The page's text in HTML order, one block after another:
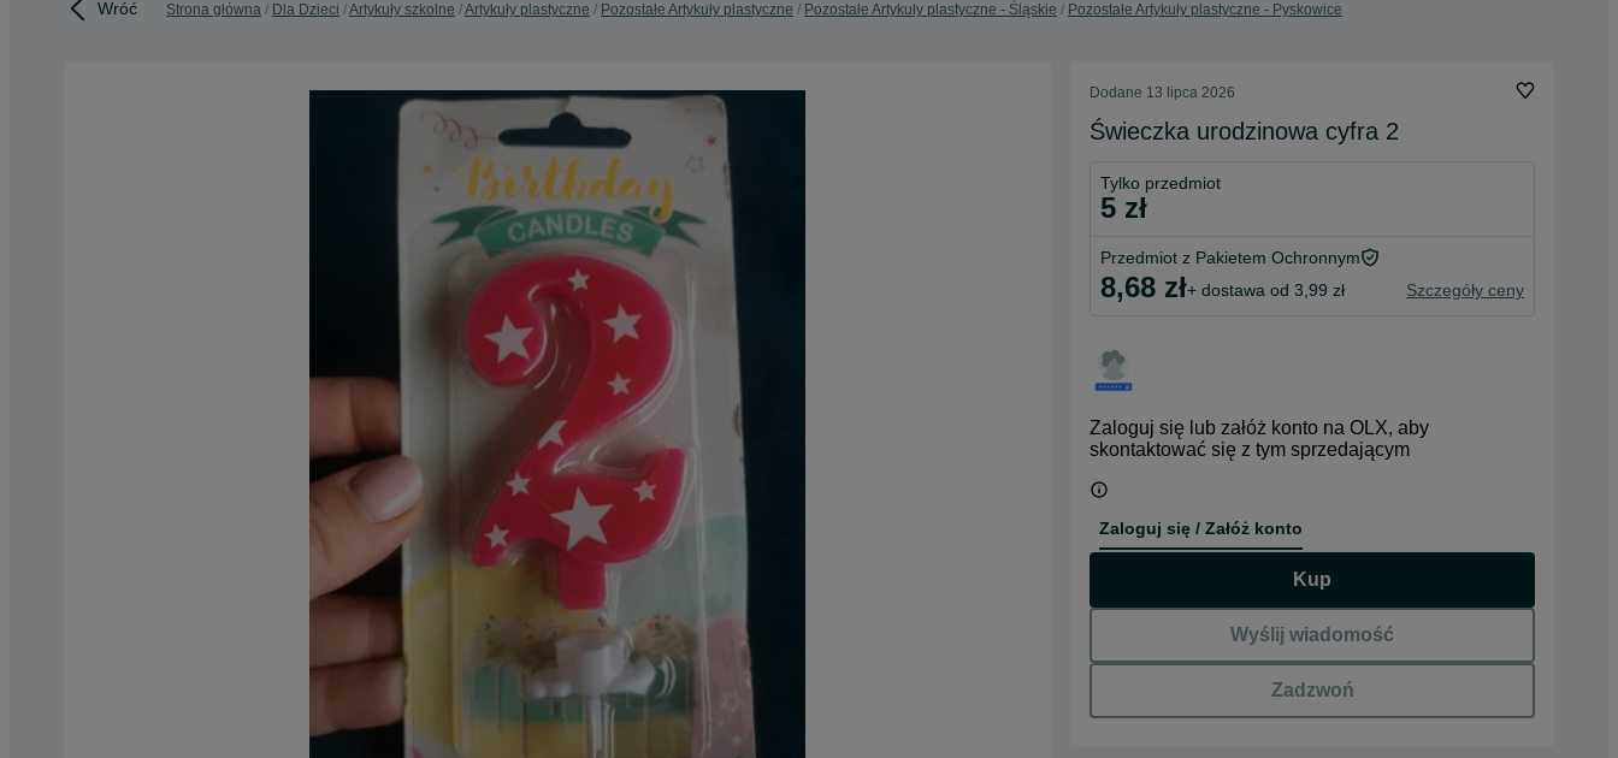
Wróć Strona główna Dla Dzieci Artykuły szkolne Artykuły plastyczne Pozostałe Artykuły plastyczne Pozostałe Artykuły plastyczne - Śląskie Pozostałe Artykuły plastyczne - Pyskowice
Dodane 13 lipca 2026
Świeczka urodzinowa cyfra 2
Tylko przedmiot
5 zł
Przedmiot z Pakietem Ochronnym
8,68 zł+ dostawa od 3,99 zł Szczegóły ceny
Zaloguj się lub załóż konto na OLX, aby
skontaktować się z tym sprzedającym
Zaloguj się / Załóż konto
Kup
Wyślij wiadomość
Zadzwoń